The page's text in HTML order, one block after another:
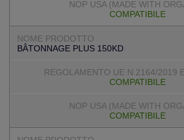
COMPATIBILE
BÂTONNAGE PLUS 150KD
COMPATIBILE
COMPATIBILE